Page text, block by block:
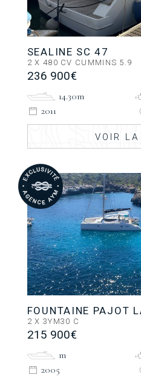
SEALINE SC 47
2 X 480 CV CUMMINS 5.9
236 900€
14.30m
2011
VOIR LA
FOUNTAINE PAJOT
2 X 3YM30 C
215 900€
m
2005